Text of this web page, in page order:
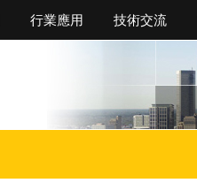
行業應用 技術交流